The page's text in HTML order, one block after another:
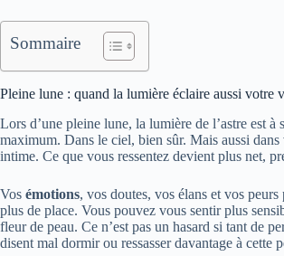
Sommaire
Pleine lune : quand la lumière éclaire aussi votre
Lors d’une pleine lune, la lumière de l’astre est à
maximum. Dans le ciel, bien sûr. Mais aussi dans
intime. Ce que vous ressentez devient plus net,
Vos émotions, vos doutes, vos élans et vos peurs
plus de place. Vous pouvez vous sentir plus
fleur de peau. Ce n’est pas un hasard si tant de
disent mal dormir ou ressasser davantage à cette